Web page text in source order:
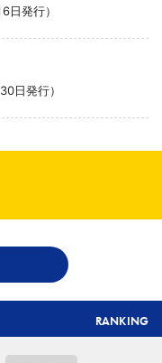
発行）
日発行）
のない着心地へ
RANKING